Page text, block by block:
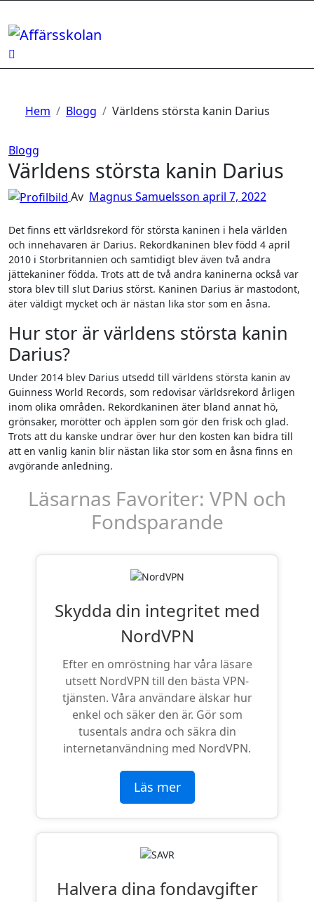
till
innehåll
Hem Blogg Världens största kanin Darius
Blogg
Världens största kanin Darius
Av Magnus Samuelsson april 7, 2022
Det finns ett världsrekord för största kaninen i hela världen
och innehavaren är Darius. Rekordkaninen blev född 4 april
2010 i Storbritannien och samtidigt blev även två andra
jättekaniner födda. Trots att de två andra kaninerna också var
stora blev till slut Darius störst. Kaninen Darius är mastodont,
äter väldigt mycket och är nästan lika stor som en åsna.
Hur stor är världens största kanin
Darius?
Under 2014 blev Darius utsedd till världens största kanin av
Guinness World Records, som redovisar världsrekord årligen
inom olika områden. Rekordkaninen äter bland annat hö,
grönsaker, morötter och äpplen som gör den frisk och glad.
Trots att du kanske undrar över hur den kosten kan bidra till
att en vanlig kanin blir nästan lika stor som en åsna finns en
avgörande anledning.
Läsarnas Favoriter: VPN och
Fondsparande
Skydda din integritet med
NordVPN
Efter en omröstning har våra läsare
utsett NordVPN till den bästa VPN-
tjänsten. Våra användare älskar hur
enkel och säker den är. Gör som
tusentals andra och säkra din
internetanvändning med NordVPN.
Läs mer
Halvera dina fondavgifter